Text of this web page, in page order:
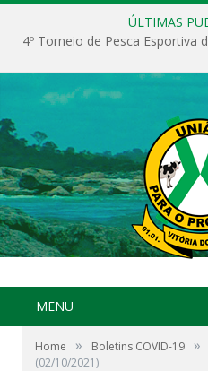
ÚLTIMAS
MENU
Home » Boletins COVID-19 »
(02/10/2021)